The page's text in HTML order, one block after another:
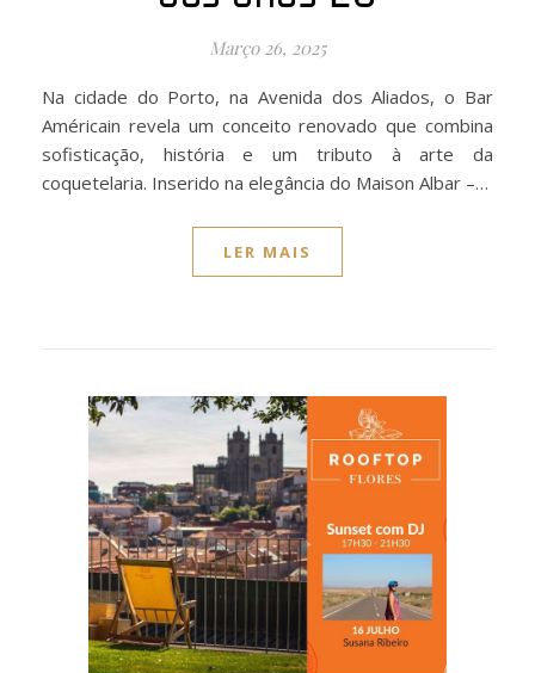
Março 26, 2025
Na cidade do Porto, na Avenida dos Aliados, o Bar
Américain revela um conceito renovado que combina
sofisticação, história e um tributo à arte da
coquetelaria. Inserido na elegância do Maison Albar –…
LER MAIS